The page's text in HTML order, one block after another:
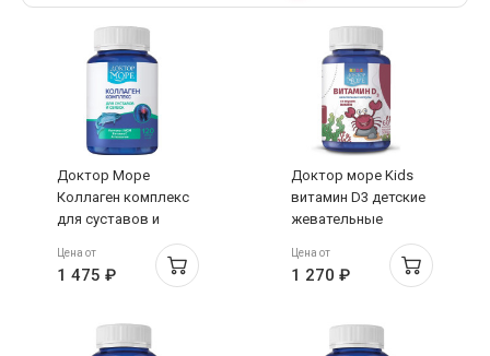
Доктор Море
Коллаген комплекс
для суставов и
450мг №120
Цена от
1 475 ₽
Доктор море Kids
витамин D3 детские
жевательные
капсулы со вкусом
вишни 500мг N60
Цена от
1 270 ₽